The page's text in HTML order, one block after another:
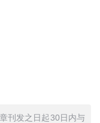
刊发之日起30日内与